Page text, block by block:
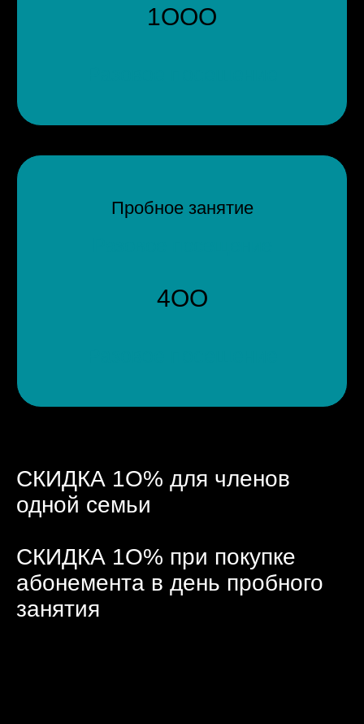
1ООО
Пробное занятие
4ОО
СКИДКА 1О% для членов
одной семьи
СКИДКА 1О% при покупке
абонемента в день пробного
занятия